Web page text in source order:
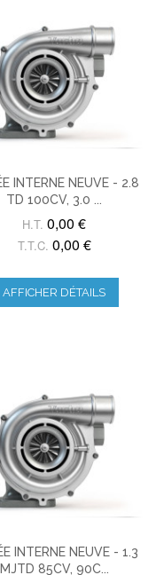
INTERNE NEUVE - 2.8
TD 100CV, 3.0 ...
H.T. 0,00 €
T.T.C. 0,00 €
AFFICHER DÉTAILS
INTERNE NEUVE - 1.3
MJTD 85CV, 90C...